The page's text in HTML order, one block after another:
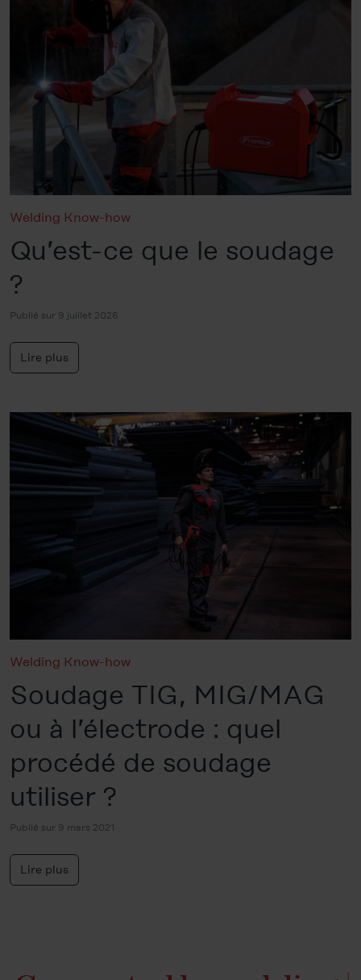
Welding Know-how
Qu’est-ce que le soudage
?
Publié sur 9 juillet 2026
Lire plus
Welding Know-how
Soudage TIG, MIG/MAG
ou à l’électrode : quel
procédé de soudage
utiliser ?
Publié sur 9 mars 2021
Lire plus